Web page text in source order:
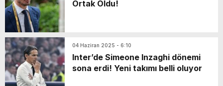
Ortak Oldu!
04 Haziran 2025 - 6:10
Inter’de Simeone Inzaghi dönemi
sona erdi! Yeni takımı belli oluyor